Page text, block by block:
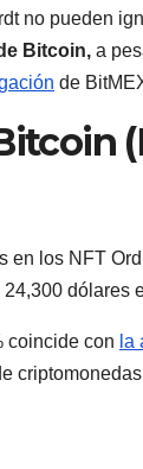
no pueden
Bitcoin, a
de
en los NFT
dólares
coincide con la